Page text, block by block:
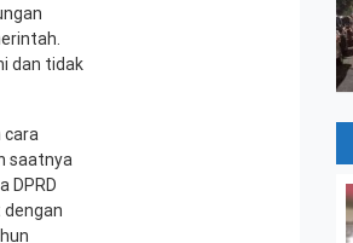
dan tidak
cara
saatnya
DPRD
dengan